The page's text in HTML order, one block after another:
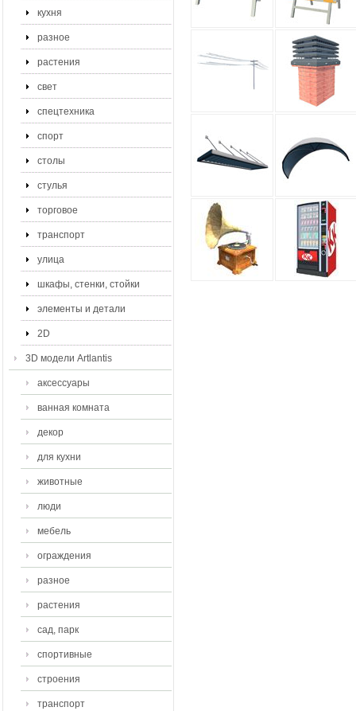
кухня
разное
растения
свет
спецтехника
спорт
столы
стулья
торговое
транспорт
улица
шкафы, стенки, стойки
элементы и детали
2D
3D модели Artlantis
аксессуары
ванная комната
декор
для кухни
животные
люди
мебель
ограждения
разное
растения
сад, парк
спортивные
строения
транспорт